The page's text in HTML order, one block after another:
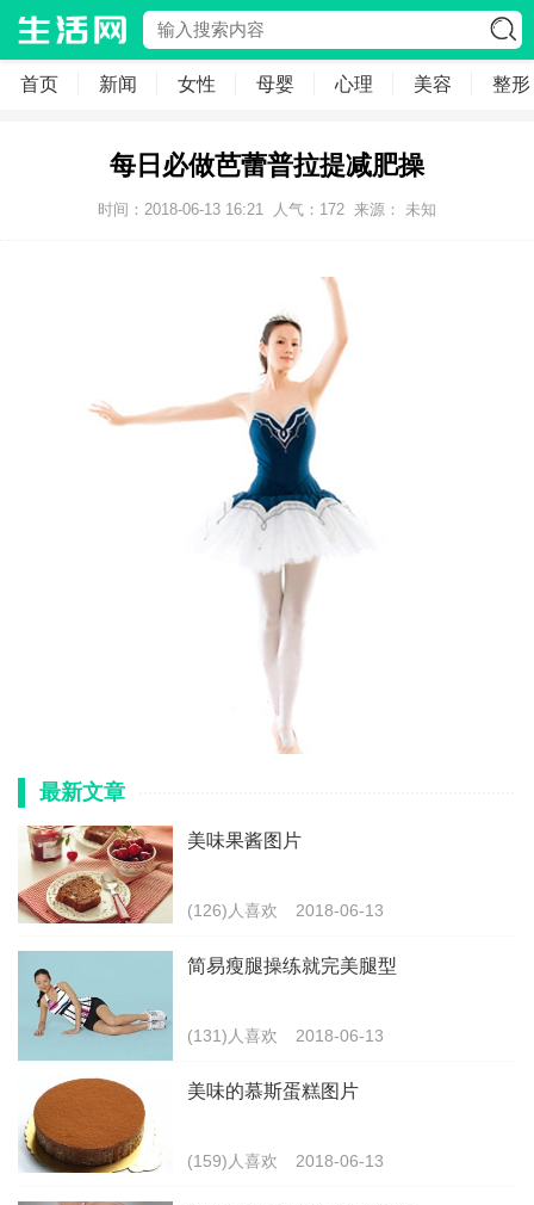
首页 新闻 女性 母婴 心理 美容 整形
每日必做芭蕾普拉提减肥操
时间：2018-06-13 16:21 人气： 172 来源： 未知
最新文章
美味果酱图片
(126)人喜欢 2018-06-13
简易瘦腿操练就完美腿型
(131)人喜欢 2018-06-13
美味的慕斯蛋糕图片
(159)人喜欢 2018-06-13